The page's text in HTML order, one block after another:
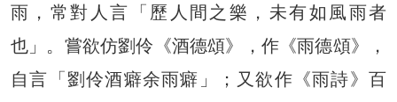
雨，常對人言「歷人間之樂，未有如風雨者
也」。嘗欲仿劉伶《酒德頌》，作《雨德頌》，
自言「劉伶酒癖余雨癖」；又欲作《雨詩》百